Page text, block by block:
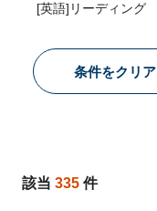
[英語]リーディング
条件をクリア
該当 335 件